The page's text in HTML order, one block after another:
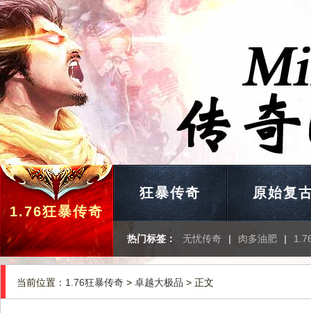
1.76狂暴传奇
狂暴传奇 原始复
热门标签： 无忧传奇 | 肉多油肥 |
当前位置： 1.76狂暴传奇 > 卓越大极品 > 正文